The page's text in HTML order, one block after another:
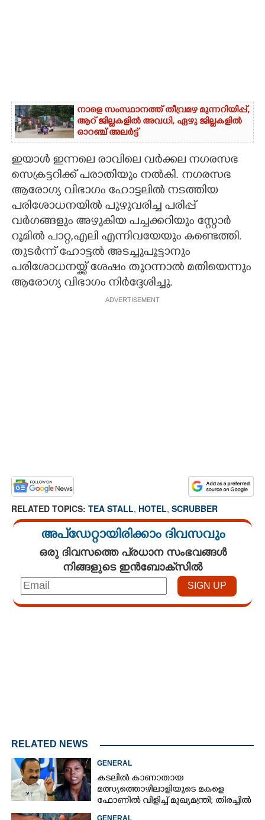
നാളെ സംസ്ഥാനത്ത് തീവ്രമഴ മുന്നറിയിപ്പ്,​
ആറ് ജില്ലകളിൽ അവധി,​ ഏഴു ജില്ലകളിൽ
ഓറഞ്ച് അലർട്ട്
ഇയാൾ ഇന്നലെ രാവിലെ വർക്കല നഗരസഭ
സെക്രട്ടറിക്ക് പരാതിയും നൽകി. നഗരസഭ
ആരോഗ്യ വിഭാഗം ഹോട്ടലിൽ നടത്തിയ
പരിശോധനയിൽ പുഴുവരിച്ച പരിപ്പ്
വർഗങ്ങളും അഴുകിയ പച്ചക്കറിയും സ്റ്റോർ
റൂമിൽ പാറ്റ,എലി എന്നിവയേയും കണ്ടെത്തി.
തുടർന്ന് ഹോട്ടൽ അടച്ചുപൂട്ടാനും
പരിശോധനയ്ക്ക് ശേഷം തുറന്നാൽ മതിയെന്നും
ആരോഗ്യ വിഭാഗം നിർദ്ദേശിച്ചു.
ADVERTISEMENT
RELATED TOPICS: TEA STALL, HOTEL, SCRUBBER
അപ്ഡേറ്റായിരിക്കാം ദിവസവും
ഒരു ദിവസത്തെ പ്രധാന സംഭവങ്ങൾ
നിങ്ങളുടെ ഇൻബോക്സിൽ
RELATED NEWS
GENERAL
കടലിൽ കാണാതായ
മത്സ്യത്തൊഴിലാളിയുടെ മകളെ
ഫോണിൽ വിളിച്ച് മുഖ്യമന്ത്രി; തിരച്ചിൽ
GENERAL